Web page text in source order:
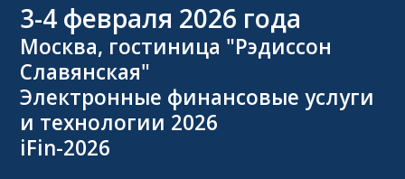
3-4 февраля 2026 года
Москва, гостиница "Рэдиссон
Славянская"
Электронные финансовые услуги
и технологии 2026
iFin-2026